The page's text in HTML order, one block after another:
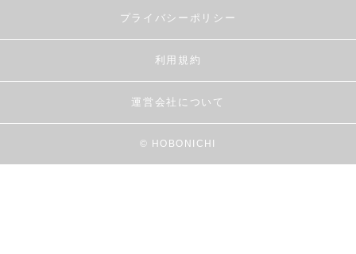
プライバシーポリシー
利用規約
運営会社について
© HOBONICHI